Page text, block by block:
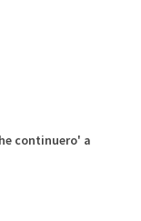
continuero' a